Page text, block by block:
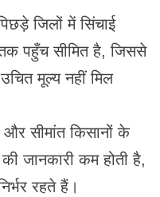
जिलों में सिंचाई
पहुँच सीमित है, जिससे
मूल्य नहीं मिल
और सीमांत किसानों के
जानकारी कम होती है,
रहते हैं।